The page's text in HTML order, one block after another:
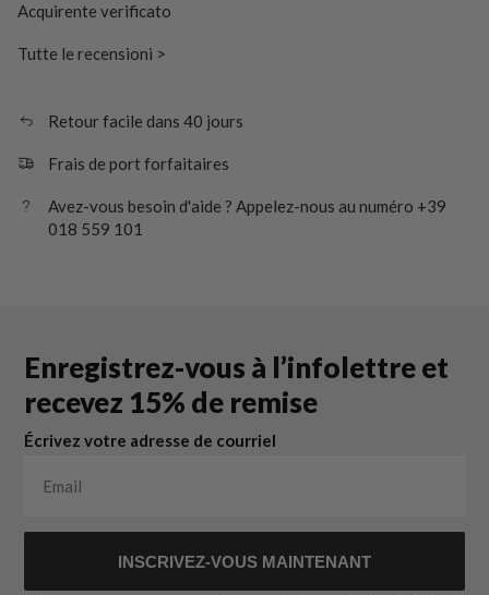
Acquirente verificato
Tutte le recensioni >
Retour facile dans 40 jours
Frais de port forfaitaires
Avez-vous besoin d'aide ? Appelez-nous au numéro +39
018 559 101
Enregistrez-vous à l’infolettre et
recevez 15% de remise
Écrivez votre adresse de courriel
INSCRIVEZ-VOUS MAINTENANT